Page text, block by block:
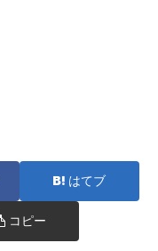
はてブ
コピー